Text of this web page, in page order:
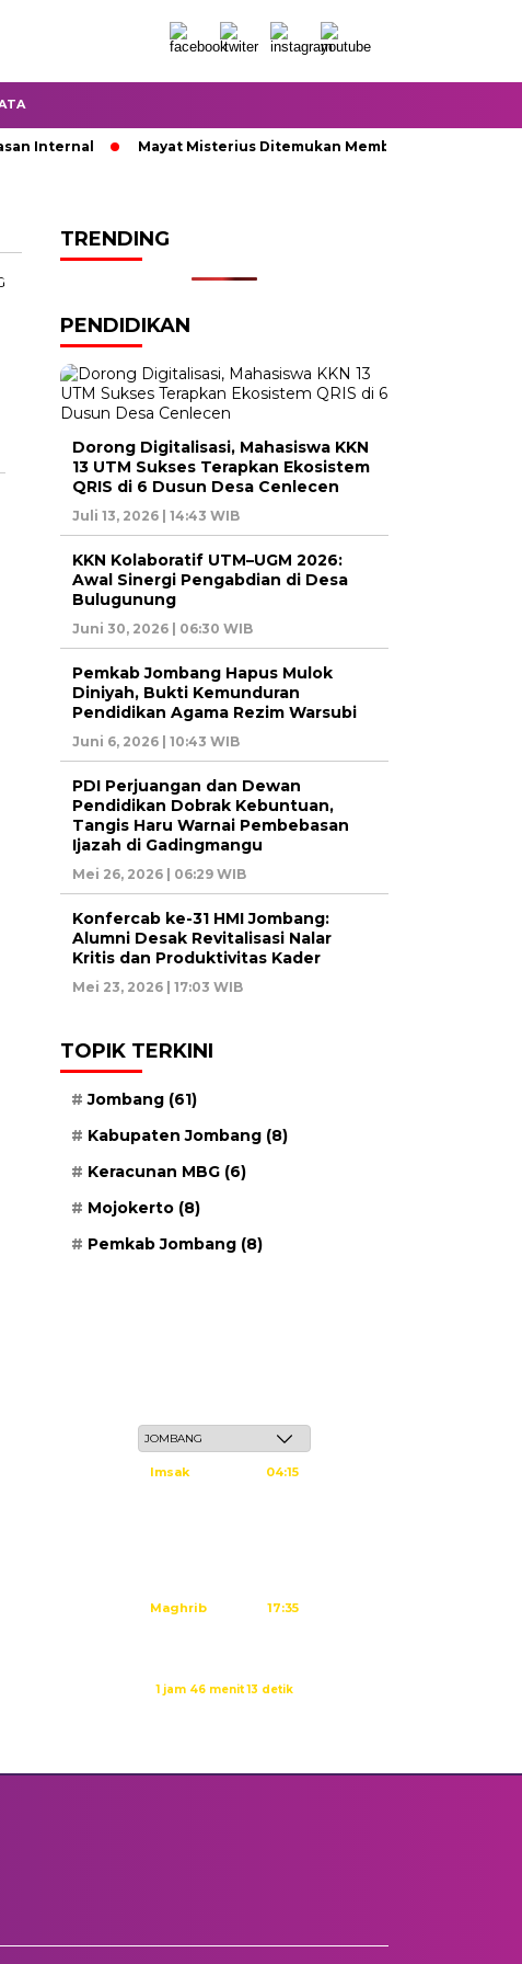
Internal Mayat Misterius Ditemukan Membusuk di Dalam Sumur
TRENDING
PENDIDIKAN
Dorong Digitalisasi, Mahasiswa KKN
13 UTM Sukses Terapkan Ekosistem
QRIS di 6 Dusun Desa Cenlecen
Juli 13, 2026 | 14:43 WIB
KKN Kolaboratif UTM–UGM 2026:
Awal Sinergi Pengabdian di Desa
Bulugunung
Juni 30, 2026 | 06:30 WIB
Pemkab Jombang Hapus Mulok
Diniyah, Bukti Kemunduran
Pendidikan Agama Rezim Warsubi
Juni 6, 2026 | 10:43 WIB
PDI Perjuangan dan Dewan
Pendidikan Dobrak Kebuntuan,
Tangis Haru Warnai Pembebasan
Ijazah di Gadingmangu
Mei 26, 2026 | 06:29 WIB
Konfercab ke-31 HMI Jombang:
Alumni Desak Revitalisasi Nalar
Kritis dan Produktivitas Kader
Mei 23, 2026 | 17:03 WIB
TOPIK TERKINI
Jombang (61)
Kabupaten Jombang (8)
Keracunan MBG (6)
Mojokerto (8)
Pemkab Jombang (8)
Imsak 04:15
Maghrib 17:35
1 jam 46 menit 13 detik